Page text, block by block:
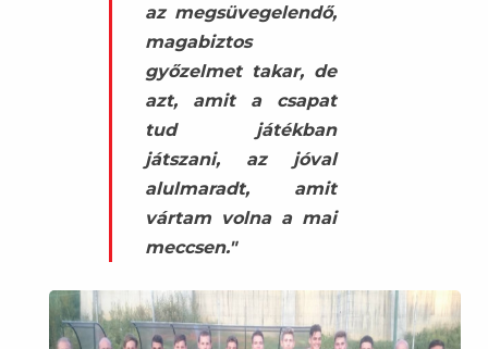
az megsüvegelendő,
magabiztos
győzelmet takar, de
azt, amit a csapat
tud játékban
játszani, az jóval
alulmaradt, amit
vártam volna a mai
meccsen."